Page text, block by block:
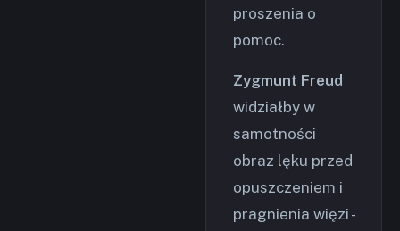
proszenia o
pomoc.
Zygmunt Freud
widziałby w
samotności
obraz lęku przed
opuszczeniem i
pragnienia więzi -